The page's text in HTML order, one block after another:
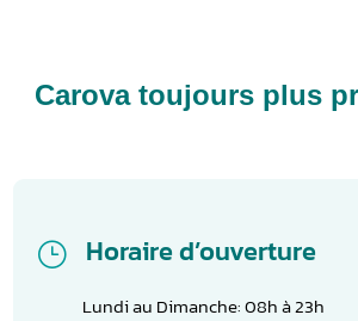
Carova toujours plus
} Horaire d’ouverture
Lundi au Dimanche: 08h à 23h